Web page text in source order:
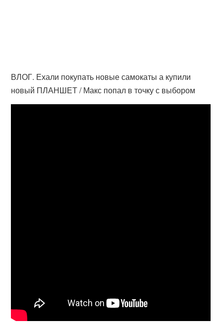
ВЛОГ. Ехали покупать новые самокаты а купили
новый ПЛАНШЕТ / Макс попал в точку с выбором